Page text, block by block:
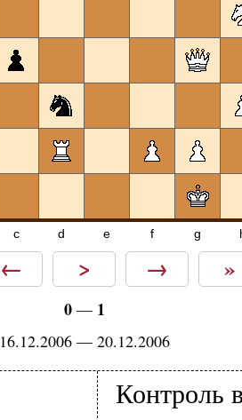
c d e f g
← > → »
0— 1
16.12.2006 — 20.12.2006
Контроль